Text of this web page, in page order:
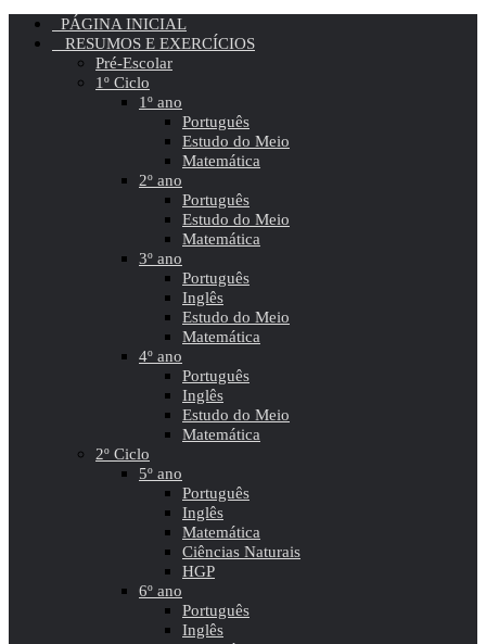
PÁGINA INICIAL
RESUMOS E EXERCÍCIOS
Pré-Escolar
1º Ciclo
1º ano
Português
Estudo do Meio
Matemática
2º ano
Português
Estudo do Meio
Matemática
3º ano
Português
Inglês
Estudo do Meio
Matemática
4º ano
Português
Inglês
Estudo do Meio
Matemática
2º Ciclo
5º ano
Português
Inglês
Matemática
Ciências Naturais
HGP
6º ano
Português
Inglês